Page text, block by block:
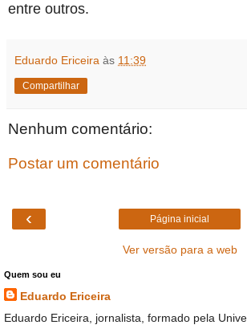
entre outros.
Eduardo Ericeira às 11:39
Compartilhar
Nenhum comentário:
Postar um comentário
‹ Página inicial
Ver versão para a web
Quem sou eu
Eduardo Ericeira
Eduardo Ericeira, jornalista, formado pela